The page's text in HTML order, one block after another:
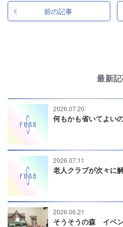
前の記事
最新
2026.07.20
何もかも省いてよい
2026.07.11
老人クラブが次々に
2026.06.21
そうそうの森 イベ